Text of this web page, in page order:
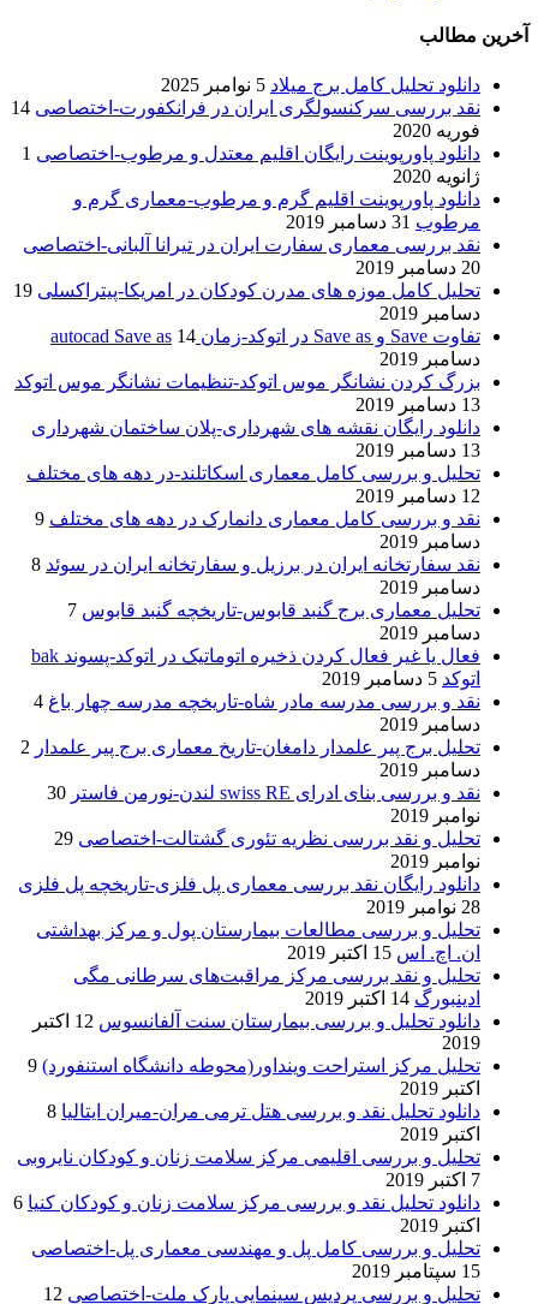
آخرین مطالب
دانلود تحلیل کامل برج میلاد 5 نوامبر 2025
نقد بررسی سرکنسولگری ایران در فرانکفورت-اختصاصی 14
فوریه 2020
دانلود پاورپوینت رایگان اقلیم معتدل و مرطوب-اختصاصی 1
ژانویه 2020
دانلود پاورپوینت اقلیم گرم و مرطوب-معماری گرم و
مرطوب 31 دسامبر 2019
نقد بررسی معماری سفارت ایران در تیرانا آلبانی-اختصاصی
20 دسامبر 2019
تحلیل کامل موزه های مدرن کودکان در امریکا-پیتراکسلی 19
دسامبر 2019
تفاوت Save و Save as در اتوکد-زمان autocad Save as
14
دسامبر 2019
بزرگ کردن نشانگر موس اتوکد-تنظیمات نشانگر موس اتوکد
13 دسامبر 2019
دانلود رایگان نقشه های شهرداری-پلان ساختمان شهرداری
13 دسامبر 2019
تحلیل و بررسی کامل معماری اسکاتلند-در دهه های مختلف
12 دسامبر 2019
نقد و بررسی کامل معماری دانمارک در دهه های مختلف 9
دسامبر 2019
نقد سفارتخانه ایران در برزیل و سفارتخانه ایران در سوئد 8
دسامبر 2019
تحلیل معماری برج گنبد قابوس-تاریخچه گنبد قابوس 7
دسامبر 2019
فعال یا غیر فعال کردن ذخیره اتوماتیک در اتوکد-پسوند bak
اتوکد 5 دسامبر 2019
نقد و بررسی مدرسه مادر شاه-تاریخچه مدرسه چهار باغ 4
دسامبر 2019
تحلیل برج پیر علمدار دامغان-تاریخ معماری برج پیر علمدار 2
دسامبر 2019
نقد و بررسی بنای ادرای swiss RE لندن-نورمن فاستر
30
نوامبر 2019
تحلیل و نقد بررسی نظریه تئوری گشتالت-اختصاصی 29
نوامبر 2019
دانلود رایگان نقد بررسی معماری پل فلزی-تاریخچه پل فلزی
28 نوامبر 2019
تحلیل و بررسی مطالعات بیمارستان پول و مرکز بهداشتی
ان. اچ. اس 15 اکتبر 2019
تحلیل و نقد بررسی مرکز مراقبت‌های سرطانی مگی
ادینبورگ 14 اکتبر 2019
دانلود تحلیل و بررسی بیمارستان سنت آلفانسوس
12 اکتبر
2019
تحلیل مرکز استراحت وینداور(محوطه دانشگاه استنفورد) 9
اکتبر 2019
دانلود تحلیل نقد و بررسی هتل ترمی مران-میران ایتالیا 8
اکتبر 2019
تحلیل و بررسی اقلیمی مرکز سلامت زنان و کودکان نایروبی
7 اکتبر 2019
دانلود تحلیل نقد و بررسی مرکز سلامت زنان و کودکان کنیا 6
اکتبر 2019
تحلیل و بررسی کامل پل و مهندسی معماری پل-اختصاصی
15 سپتامبر 2019
تحلیل و بررسی پردیس سینمایی پارک ملت-اختصاصی 12